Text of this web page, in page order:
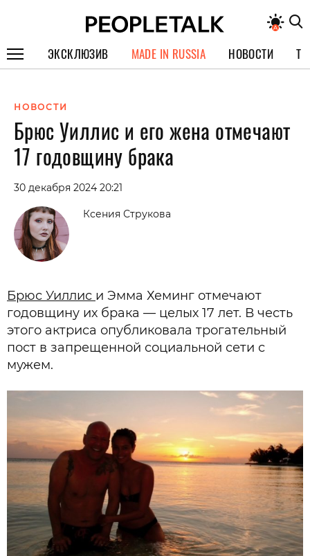
ЭКСКЛЮЗИВ
СПЕЦПРОЕКТЫ
ИНТЕРВЬЮ
ПОКОЛЕНИЕ
MADE IN RUSSIA НОВОСТИ
НОВОСТИ
Брюс Уиллис и его жена отмечают
17 годовщину брака
30 декабря 2024 20:21
Ксения Струкова
Брюс Уиллис и Эмма Хеминг отмечают
годовщину их брака — целых 17 лет. В честь
этого актриса опубликовала трогательный
пост в запрещенной социальной сети с
мужем.